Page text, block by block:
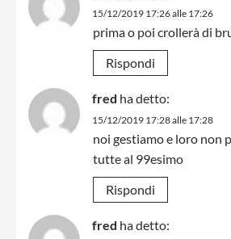
15/12/2019 17:26 alle 17:26
prima o poi crollerà di
Rispondi
fred ha detto:
15/12/2019 17:28 alle 17:28
noi gestiamo e loro non
tutte al 99esimo
Rispondi
fred ha detto: